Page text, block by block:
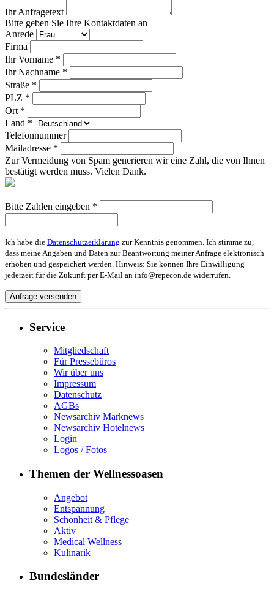
Ihr Anfragetext
Bitte geben Sie Ihre Kontaktdaten an
Anrede
Firma
Ihr Vorname *
Ihr Nachname *
Straße *
PLZ *
Ort *
Land *
Telefonnummer
Mailadresse *
Zur Vermeidung von Spam generieren wir eine Zahl, die von Ihnen
bestätigt werden muss. Vielen Dank.
Bitte Zahlen eingeben *
Ich habe die Datenschutzerklärung zur Kenntnis genommen. Ich stimme zu,
dass meine Angaben und Daten zur Beantwortung meiner Anfrage elektronisch
erhoben und gespeichert werden. Hinweis: Sie können Ihre Einwilligung
jederzeit für die Zukunft per E-Mail an info@repecon.de widerrufen.
Service
Mitgliedschaft
Für Pressebüros
Wir über uns
Impressum
Datenschutz
AGBs
Newsarchiv Marknews
Newsarchiv Hotelnews
Login
Logos / Fotos
Themen der Wellnessoasen
Angebot
Entspannung
Schönheit & Pflege
Aktiv
Medical Wellness
Kulinarik
Bundesländer